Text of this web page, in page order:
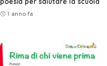
1 anno fa